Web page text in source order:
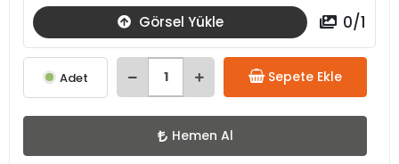
Görsel Yükle 0/1
Adet Sepete Ekle
Hemen Al